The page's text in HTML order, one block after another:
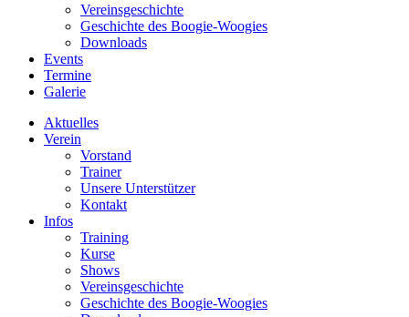
Vereinsgeschichte
Geschichte des Boogie-Woogies
Downloads
Events
Termine
Galerie
Aktuelles
Verein
Vorstand
Trainer
Unsere Unterstützer
Kontakt
Infos
Training
Kurse
Shows
Vereinsgeschichte
Geschichte des Boogie-Woogies